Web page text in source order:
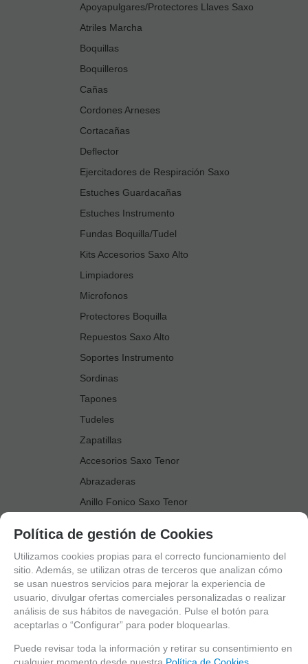
Apoyapulgares/Protectores Llaves Saxo
Atriles Marcha
Boquillas
Boquilleros
Cañas
Cordones Arneses
Cortacañas
Deflector
Ejercitadores de Respiración Saxo
Estuches Guardacañas
Estuches Instrumento
Fundas Boquilla/Tudel
Kits Accesorios Saxo Alto
Limpiadores
Microfonos
Protectores Boquilla
Repuestos Saxo Alto
Soportes Instrumento
Sordinas
Tapones
Tudeles
Zapatillas
Accesorios Saxo Tenor
Abrazaderas
Anillo Fonico Saxo Tenor
Boquillas
Boquilleros
Cañas
Cortacañas
Deflector Saxo Tenor
Política de gestión de Cookies
Utilizamos cookies propias para el correcto funcionamiento del
sitio. Además, se utilizan otras de terceros que analizan cómo
se usan nuestros servicios para mejorar la experiencia de
usuario, divulgar ofertas comerciales personalizadas o realizar
análisis de sus hábitos de navegación. Pulse el botón para
aceptarlas o “Configurar” para poder bloquearlas.
Puede revisar toda la información y retirar su consentimiento en